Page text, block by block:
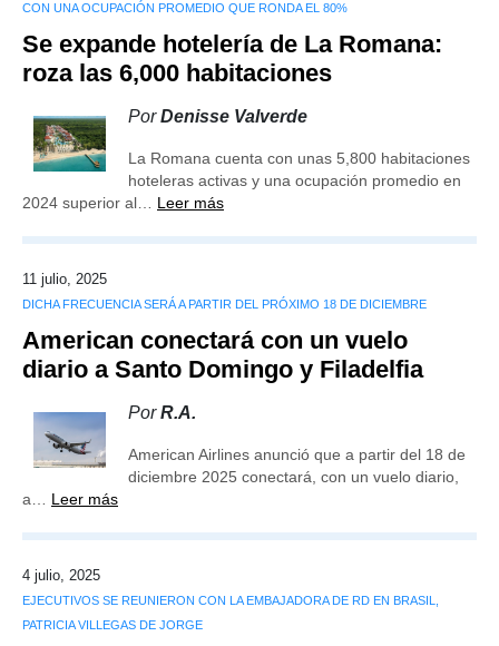
CON UNA OCUPACIÓN PROMEDIO QUE RONDA EL 80%
Se expande hotelería de La Romana:
roza las 6,000 habitaciones
PorDenisse Valverde
La Romana cuenta con unas 5,800 habitaciones
hoteleras activas y una ocupación promedio en
2024 superior al… Leer más
11 julio, 2025
DICHA FRECUENCIA SERÁ A PARTIR DEL PRÓXIMO 18 DE DICIEMBRE
American conectará con un vuelo
diario a Santo Domingo y Filadelfia
PorR.A.
American Airlines anunció que a partir del 18 de
diciembre 2025 conectará, con un vuelo diario,
a… Leer más
4 julio, 2025
EJECUTIVOS SE REUNIERON CON LA EMBAJADORA DE RD EN BRASIL,
PATRICIA VILLEGAS DE JORGE